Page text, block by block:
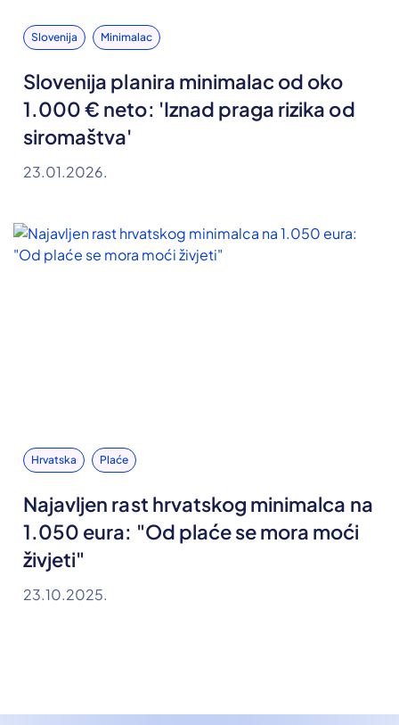
Slovenija Minimalac
Slovenija planira minimalac od oko
1.000 € neto: 'Iznad praga rizika od
siromaštva'
23.01.2026.
Hrvatska Plaće
Najavljen rast hrvatskog minimalca na
1.050 eura: "Od plaće se mora moći
živjeti"
23.10.2025.